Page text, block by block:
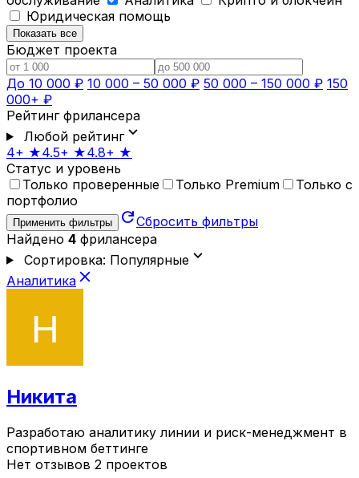
Юридическая помощь
Показать все
Бюджет проекта
До 10 000 ₽ 10 000 – 50 000 ₽ 50 000 – 150 000 ₽ 150
000+ ₽
Рейтинг фрилансера
Любой рейтингexpand_more
4+ ★4.5+ ★4.8+ ★
Статус и уровень
Только проверенные
Только Premium
Только с
портфолио
Применить фильтры refreshСбросить фильтры
Найдено 4 фрилансера
Сортировка: Популярныеexpand_more
Аналитика close
Никита
Разработаю аналитику линии и риск-менеджмент в
спортивном беттинге
Нет отзывов 2 проектов